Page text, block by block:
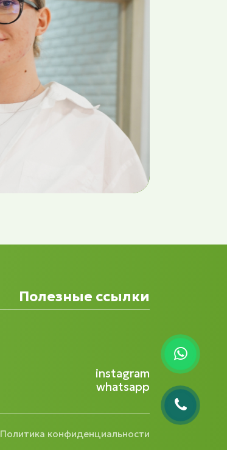
Полезные ссылки
instagram
whatsapp
Политика конфиденциальности